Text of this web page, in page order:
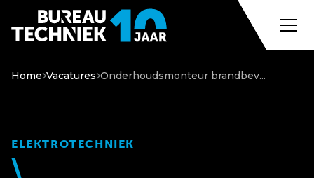
Home Vacatures Onderhoudsmonteur brandbev...
ELEKTROTECHNIEK